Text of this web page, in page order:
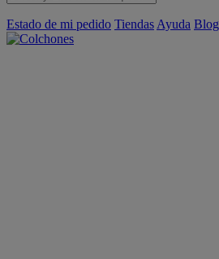
Estado de mi pedido Tiendas Ayuda Blog